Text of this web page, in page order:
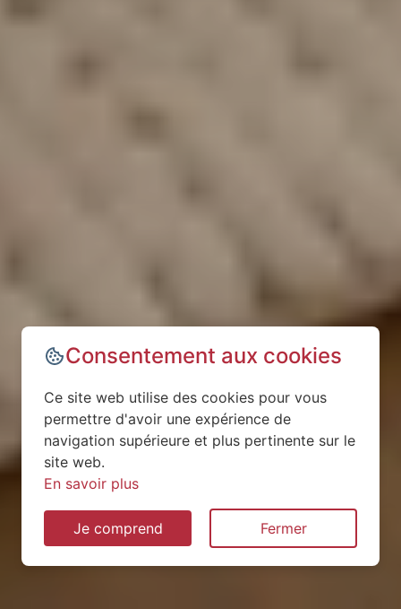
Consentement aux cookies
Ce site web utilise des cookies pour vous
permettre d'avoir une expérience de
navigation supérieure et plus pertinente sur le
site web.
En savoir plus
Je comprend Fermer